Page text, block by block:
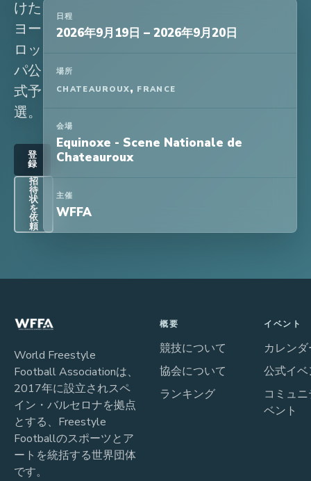
けた
ヨー
ロッ
パ公
式予
選。
登
録
招
待
状
を
依
頼
日程
2026年9月19日 – 2026年9月20日
場所
CHATEAUROUX, FRANCE
会場
Equinoxe - Scene Nationale de
Chateauroux
主催
WFFA
World Freestyle
Football Associationは、
2017年に設立されスペ
イン・バルセロナを拠点
とする、Freestyle
Footballのスポーツとア
ートを統括する世界団体
です。
概要
競技について
協会について
ランキング
イベント
カレンダ
公式イ
コミュ
ベント